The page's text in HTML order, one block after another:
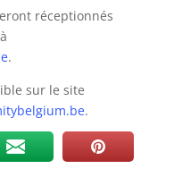
réceptionnés
.
sur le site
.